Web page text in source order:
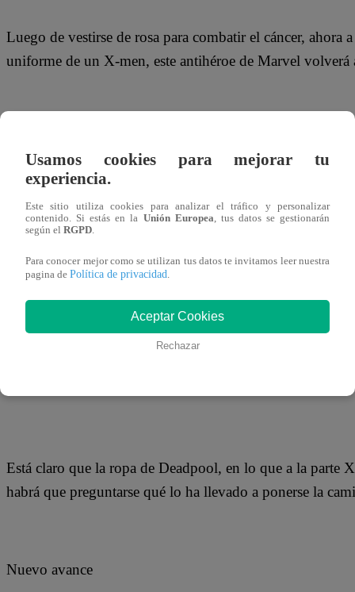
Luego de vestirse de rosa para combatir el cáncer,
uniforme de un X-men, este antihéroe de Marvel volverá
pintando o muñecos que hacen su propia
en una imagen de Empire.
Esta cinta, dirigida por David Leitch, continuará la
Está claro que la ropa de Deadpool, en lo que a la parte
habrá que preguntarse qué lo ha llevado a ponerse la
Nuevo avance
Usamos cookies para mejorar tu
experiencia.
Este sitio utiliza cookies para analizar el tráfico y personalizar
contenido. Si estás en la Unión Europea, tus datos se gestionarán
según el RGPD.
Para conocer mejor como se utilizan tus datos te invitamos leer nuestra
pagina de Política de privacidad.
Aceptar Cookies
Rechazar